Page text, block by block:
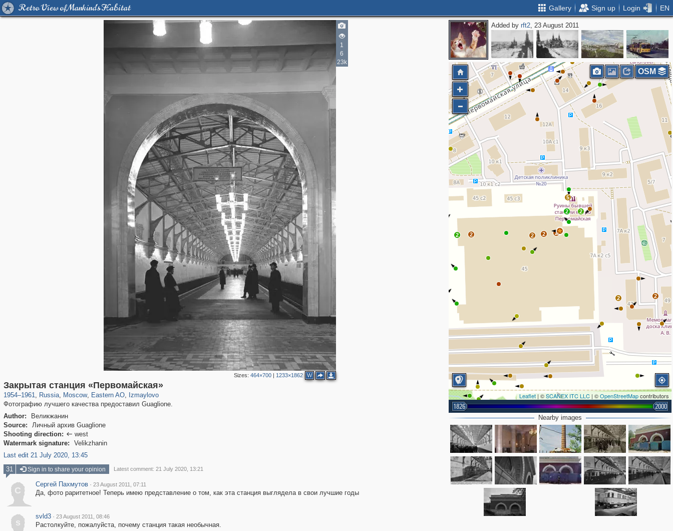
Retro View of Mankind's Habitat Gallery Sign up Login EN
1
6
23k
Sizes: 464×700| 1233×1862 W
Закрытая станция «Первомайская»
1954–1961, Russia
1,406,840 29,243
, Moscow
319,864 8,286
, Eastern AO
20,939 306
, Izmaylovo
3,432 65
Фотографию лучшего качества предоставил Guaglione.
Author:
Великжанин
Source:
Личный архив Guaglione
Shooting direction:  west
Watermark signature:
Velikzhanin
Last edit 21 July 2020, 13:45
Added byrft2, 23 August 2011
2
2
2
2
2
2
2
5
2
2
2
Leaflet | ©SCANEX ITC LLC | ©OpenStreetMapcontributors
1826 2000
OSM
Nearby images
31 Sign in to share your opinion Latest comment: 21 July 2020, 13:21
С
Сергей Пахмутов · 23 August 2011, 07:11
Да, фото раритетное! Теперь имею представление о том, как эта станция выглядела в свои лучшие годы
s
svld3 · 23 August 2011, 08:46
Растолкуйте, пожалуйста, почему станция такая необычная.